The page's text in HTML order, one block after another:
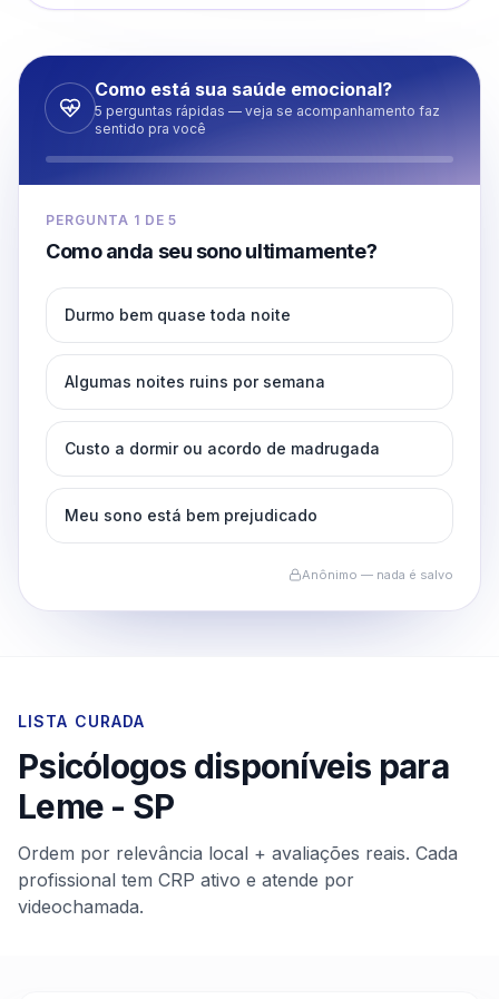
Como está sua saúde emocional?
5 perguntas rápidas — veja se acompanhamento faz
sentido pra você
PERGUNTA 1 DE5
Como anda seu sono ultimamente?
Durmo bem quase toda noite
Algumas noites ruins por semana
Custo a dormir ou acordo de madrugada
Meu sono está bem prejudicado
Anônimo — nada é salvo
LISTA CURADA
Psicólogos disponíveis para
Leme - SP
Ordem por relevância local + avaliações reais. Cada
profissional tem CRP ativo e atende por
videochamada.